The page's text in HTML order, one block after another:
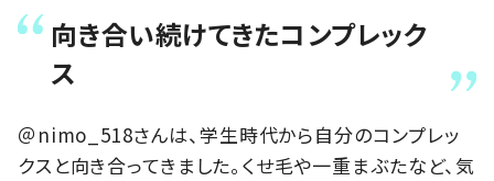
向き合い続けてきたコンプレック
ス
＠nimo_518さんは、学生時代から自分のコンプレッ
クスと向き合ってきました。くせ毛や一重まぶたなど、気